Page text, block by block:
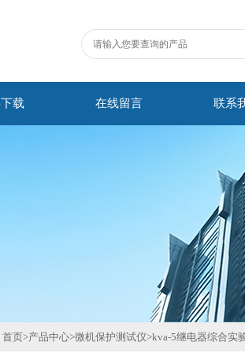
载 在线留言 联系
首页>产品中心>微机保护测试仪>kva-5继电器综合实